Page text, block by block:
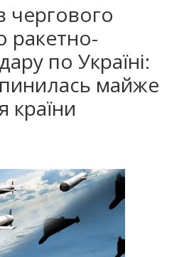
чергового
ракетно-
по Україні:
майже
країни